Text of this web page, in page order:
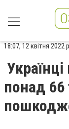
18:07, 12 квітня 2022 р.
понад 66